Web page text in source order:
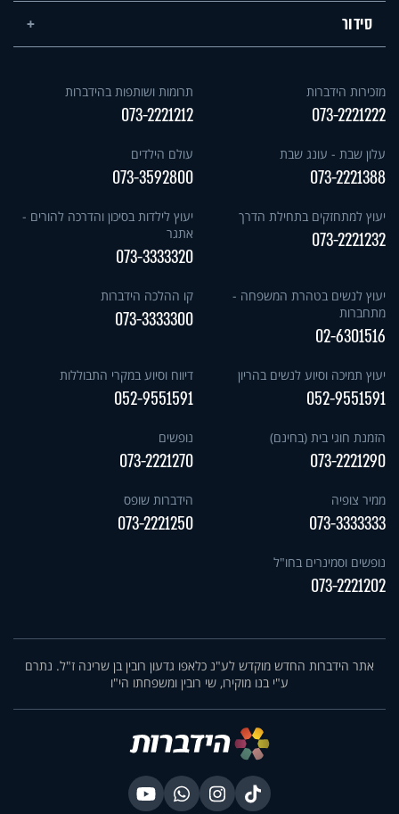
סידור
מזכירות הידברות
073-2221222
תרומות ושותפות בהידברות
073-2221212
עלון שבת - עונג שבת
073-2221388
עולם הילדים
073-3592800
יעוץ למתחזקים בתחילת הדרך
073-2221232
יעוץ לילדות בסיכון והדרכה להורים -
אתגר
073-3333320
יעוץ לנשים בטהרת המשפחה -
מתחברות
02-6301516
קו ההלכה הידברות
073-3333300
יעוץ תמיכה וסיוע לנשים בהריון
052-9551591
דיווח וסיוע במקרי התבוללות
052-9551591
הזמנת חוגי בית (בחינם)
073-2221290
נופשים
073-2221270
ממיר צופיה
073-3333333
הידברות שופס
073-2221250
נופשים וסמינרים בחו"ל
073-2221202
אתר הידברות החדש מוקדש לע"נ כלאפו גדעון רובין בן שרינה ז"ל. נתרם
ע"י בנו מוקירו, שי רובין ומשפחתו הי"ו